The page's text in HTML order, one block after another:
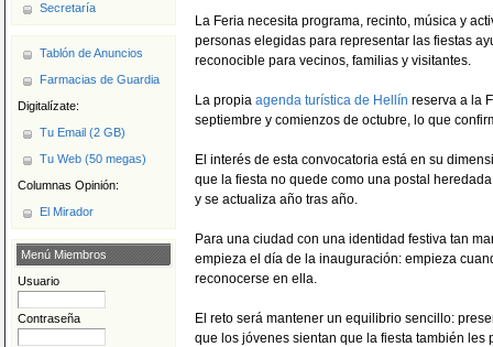
Secretaría
Tablón de Anuncios
Farmacias de Guardia
Digitalízate:
Tu Email (2 GB)
Tu Web (50 megas)
Columnas Opinión:
El Mirador
Menú Miembros
Usuario
Contraseña
La Feria necesita programa, recinto, música y
personas elegidas para representar las fiestas
reconocible para vecinos, familias y visitantes.
La propia agenda turística de Hellín reserva a la
septiembre y comienzos de octubre, lo que
El interés de esta convocatoria está en su
que la fiesta no quede como una postal
y se actualiza año tras año.
Para una ciudad con una identidad festiva tan
empieza el día de la inauguración: empieza
reconocerse en ella.
El reto será mantener un equilibrio sencillo:
que los jóvenes sientan que la fiesta también les